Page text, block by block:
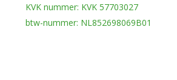
KVK nummer: KVK 57703027
btw-nummer: NL852698069B01